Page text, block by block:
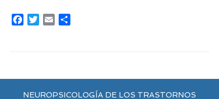
FacebookTwitter
Email
NEUROPSICOLOGÍA DE LOS TRASTORNOS